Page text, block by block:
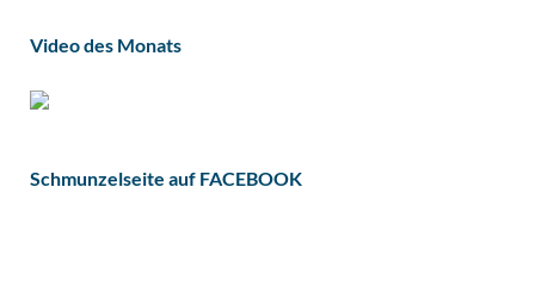
Video des Monats
Schmunzelseite auf FACEBOOK